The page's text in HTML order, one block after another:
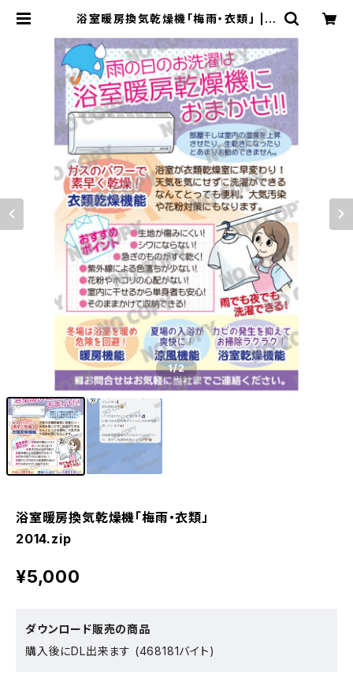
浴室暖房換気乾燥機「梅雨・衣類」 | s
1/2
浴室暖房換気乾燥機「梅雨・衣類」
2014.zip
¥5,000
ダウンロード販売の商品
購入後にDL出来ます (468181バイト)